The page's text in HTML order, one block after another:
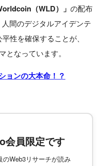
（WLD）」 の配布
間のデジタルアイデンテ
性を確保することが、
となっています。
ョンの大本命！？
会員限定です
のWeb3リサーチが読み